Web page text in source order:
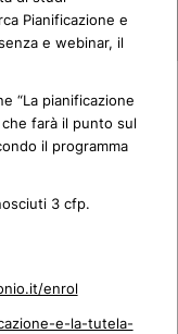
Pianificazione e
e webinar, il
“La pianificazione
farà il punto sul
il programma
3 cfp.
enrol
e-la-tutela-